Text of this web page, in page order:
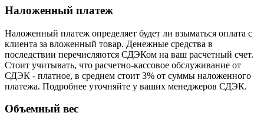
Наложенный платеж
Наложенный платеж определяет будет ли взыматься оплата с
клиента за вложенный товар. Денежные средства в
последствии перечисляются СДЭКом на ваш расчетный счет.
Стоит учитывать, что расчетно-кассовое обслуживание от
СДЭК - платное, в среднем стоит 3% от суммы наложенного
платежа. Подробнее уточняйте у ваших менеджеров СДЭК.
Объемный вес